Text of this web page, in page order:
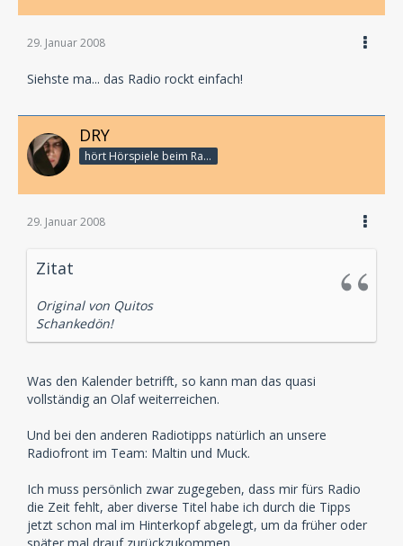
29. Januar 2008
Siehste ma... das Radio rockt einfach!
DRY
hört Hörspiele beim Rasenmähen
29. Januar 2008
Zitat
Original von Quitos
Schankedön!
Was den Kalender betrifft, so kann man das quasi
vollständig an Olaf weiterreichen.
Und bei den anderen Radiotipps natürlich an unsere
Radiofront im Team: Maltin und Muck.
Ich muss persönlich zwar zugegeben, dass mir fürs Radio
die Zeit fehlt, aber diverse Titel habe ich durch die Tipps
jetzt schon mal im Hinterkopf abgelegt, um da früher oder